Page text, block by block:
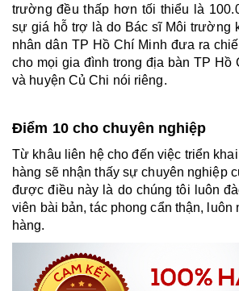
trường đều thấp hơn tối thiểu là
sự giá hỗ trợ là do Bác sĩ Môi trường
nhân dân TP Hồ Chí Minh đưa ra
cho mọi gia đình trong địa bàn TP Hồ
và huyện Củ Chi nói riêng.
Điểm 10 cho chuyên nghiệp
Từ khâu liên hệ cho đến việc triển
hàng sẽ nhận thấy sự chuyên nghiệp
được điều này là do chúng tôi luôn
viên bài bản, tác phong cẩn thận, luôn
hàng.